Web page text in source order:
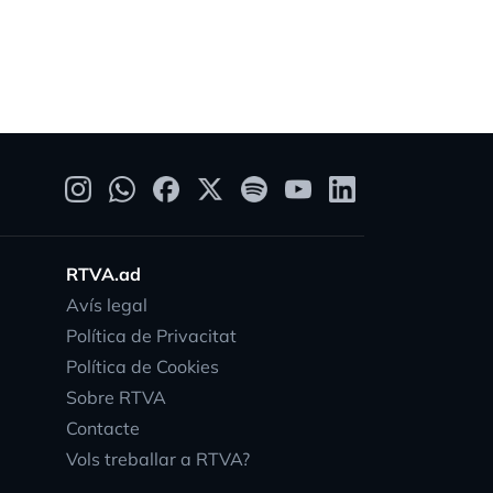
RTVA.ad
Avís legal
Política de Privacitat
Política de Cookies
Sobre RTVA
Contacte
Vols treballar a RTVA?